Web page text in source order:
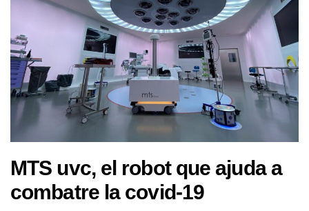
MTS uvc, el robot que ajuda a
combatre la covid-19